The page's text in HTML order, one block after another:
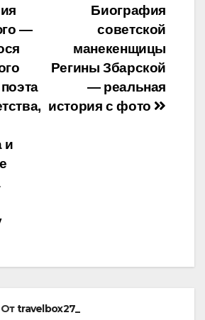
Биография
советской
манекенщицы
Регины Збарской
— реальная
история с фото
—
и
Отtravelbox27_